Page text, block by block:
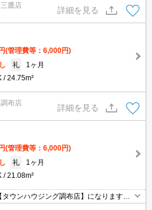
鷹店
詳細を見る
(管理費等：6,000円)
礼
1ヶ月
24.75m²
布店
詳細を見る
(管理費等：6,000円)
礼
1ヶ月
21.08m²
ウンハウジング調布店】になります★